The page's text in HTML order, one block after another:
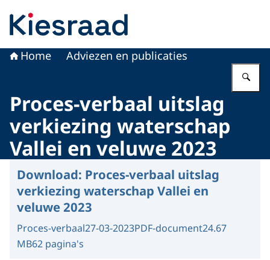
Home Adviezen en publicaties
Proces-verbaal uitslag
verkiezing waterschap
Vallei en veluwe 2023
Download: Proces-verbaal uitslag
verkiezing waterschap Vallei en
veluwe 2023
Proces-verbaal27-03-2023PDF-document24.67
MB62 pagina's